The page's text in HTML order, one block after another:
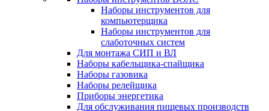
Наборы инструментов для
компьютерщика
Наборы инструментов для
слаботочных систем
Для монтажа СИП и ВЛ
Наборы кабельщика-спайщика
Наборы газовика
Наборы релейщика
Приборы энергетика
Для обслуживания пищевых производств